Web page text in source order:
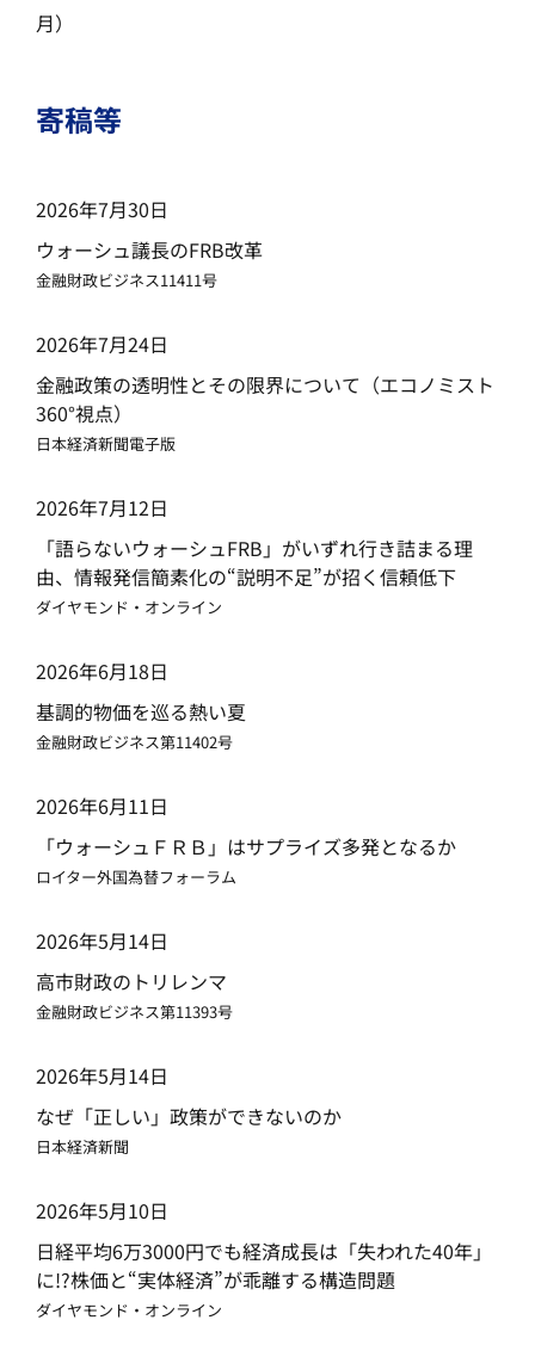
月）
寄稿等
2026年7月30日
ウォーシュ議長のFRB改革
金融財政ビジネス11411号
2026年7月24日
金融政策の透明性とその限界について（エコノミスト
360°視点）
日本経済新聞電子版
2026年7月12日
「語らないウォーシュFRB」がいずれ行き詰まる理
由、情報発信簡素化の“説明不足”が招く信頼低下
ダイヤモンド・オンライン
2026年6月18日
基調的物価を巡る熱い夏
金融財政ビジネス第11402号
2026年6月11日
「ウォーシュＦＲＢ」はサプライズ多発となるか
ロイター外国為替フォーラム
2026年5月14日
高市財政のトリレンマ
金融財政ビジネス第11393号
2026年5月14日
なぜ「正しい」政策ができないのか
日本経済新聞
2026年5月10日
日経平均6万3000円でも経済成長は「失われた40年」
に!?株価と“実体経済”が乖離する構造問題
ダイヤモンド・オンライン